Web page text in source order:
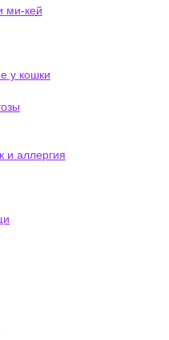
ми-кей
у кошки
и аллергия